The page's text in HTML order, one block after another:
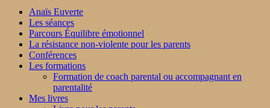
Anaïs Euverte
Les séances
Parcours Équilibre émotionnel
La résistance non-violente pour les parents
Conférences
Les formations
Formation de coach parental ou accompagnant en
parentalité
Mes livres